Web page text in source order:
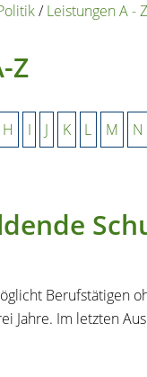
/Leistungen A - Z
Z
H I J K L M N
Berufstätigen
Jahre. Im letzten